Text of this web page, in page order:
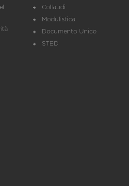
Collaudi
Modulistica
Documento Unico
STED